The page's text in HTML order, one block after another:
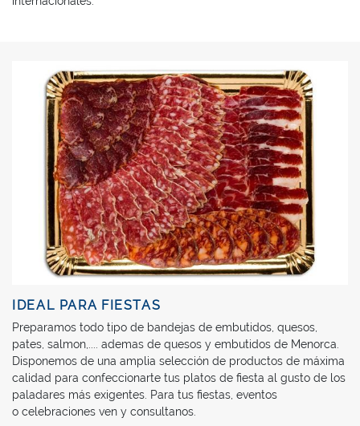
IDEAL PARA FIESTAS
Preparamos todo tipo de bandejas de embutidos, quesos,
pates, salmon,.... ademas de quesos y embutidos de Menorca.
Disponemos de una amplia selección de productos de máxima
calidad para confeccionarte tus platos de fiesta al gusto de los
paladares más exigentes. Para tus fiestas, eventos
o celebraciones ven y consultanos.